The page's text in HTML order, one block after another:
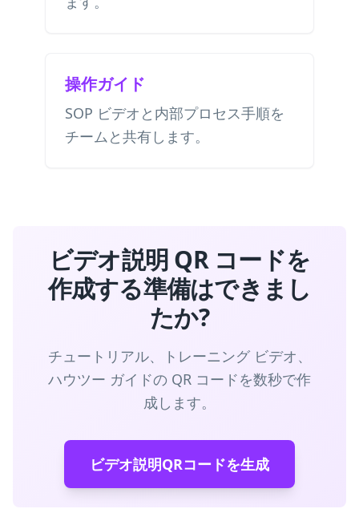
操作ガイド
SOP ビデオと内部プロセス手順を
チームと共有します。
ビデオ説明 QR コードを
作成する準備はできまし
たか?
チュートリアル、トレーニング ビデオ、
ハウツー ガイドの QR コードを数秒で作
成します。
ビデオ説明QRコードを生成